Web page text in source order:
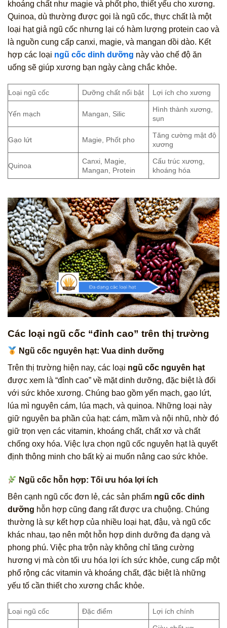
khoáng chất như magie và phốt pho, thiết yếu cho xương.
Quinoa, dù thường được gọi là ngũ cốc, thực chất là một
loại hạt giả ngũ cốc nhưng lại có hàm lượng protein cao và
là nguồn cung cấp canxi, magie, và mangan dồi dào. Kết
hợp các loại ngũ cốc dinh dưỡng này vào chế độ ăn
uống sẽ giúp xương bạn ngày càng chắc khỏe.
Loại ngũ cốc Dưỡng chất nổi bật Lợi ích cho xương
Yến mạch Mangan, Silic
Hình thành xương,
sụn
Gạo lứt Magie, Phốt pho
Tăng cường mật độ
xương
Quinoa
Canxi, Magie,
Mangan, Protein
Cấu trúc xương,
khoáng hóa
Các loại ngũ cốc “đỉnh cao” trên thị trường
Ngũ cốc nguyên hạt: Vua dinh dưỡng
Trên thị trường hiện nay, các loại ngũ cốc nguyên hạt
được xem là “đỉnh cao” về mặt dinh dưỡng, đặc biệt là đối
với sức khỏe xương. Chúng bao gồm yến mạch, gạo lứt,
lúa mì nguyên cám, lúa mạch, và quinoa. Những loại này
giữ nguyên ba phần của hạt: cám, mầm và nội nhũ, nhờ đó
giữ trọn vẹn các vitamin, khoáng chất, chất xơ và chất
chống oxy hóa. Việc lựa chọn ngũ cốc nguyên hạt là quyết
định thông minh cho bất kỳ ai muốn nâng cao sức khỏe.
Ngũ cốc hỗn hợp: Tối ưu hóa lợi ích
Bên cạnh ngũ cốc đơn lẻ, các sản phẩm ngũ cốc dinh
dưỡng hỗn hợp cũng đang rất được ưa chuộng. Chúng
thường là sự kết hợp của nhiều loại hạt, đậu, và ngũ cốc
khác nhau, tạo nên một hỗn hợp dinh dưỡng đa dạng và
phong phú. Việc pha trộn này không chỉ tăng cường
hương vị mà còn tối ưu hóa lợi ích sức khỏe, cung cấp một
phổ rộng các vitamin và khoáng chất, đặc biệt là những
yếu tố cần thiết cho xương chắc khỏe.
Loại ngũ cốc Đặc điểm Lợi ích chính